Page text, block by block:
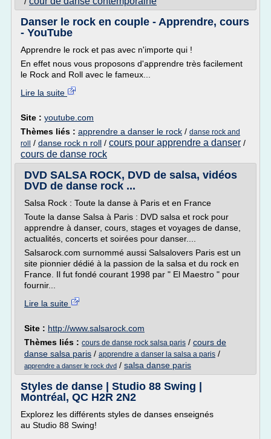
Danser le rock en couple - Apprendre, cours
- YouTube
Apprendre le rock et pas avec n'importe qui !
En effet nous vous proposons d'apprendre très facilement
le Rock and Roll avec le fameux...
Lire la suite
Site : youtube.com
Thèmes liés : apprendre a danser le rock / danse rock and
roll
/ danse rock n roll / cours pour apprendre a danser /
cours de danse rock
DVD SALSA ROCK, DVD de salsa, vidéos
DVD de danse rock ...
Salsa Rock : Toute la danse à Paris et en France
Toute la danse Salsa à Paris : DVD salsa et rock pour
apprendre à danser, cours, stages et voyages de danse,
actualités, concerts et soirées pour danser....
Salsarock.com surnommé aussi Salsalovers Paris est un
site pionnier dédié à la passion de la salsa et du rock en
France. Il fut fondé courant 1998 par " El Maestro " pour
fournir...
Lire la suite
Site : http://www.salsarock.com
Thèmes liés : cours de danse rock salsa paris / cours de
danse salsa paris / apprendre a danser la salsa a paris /
apprendre a danser le rock dvd / salsa danse paris
Styles de danse | Studio 88 Swing |
Montréal, QC H2R 2N2
Explorez les différents styles de danses enseignés
au Studio 88 Swing!